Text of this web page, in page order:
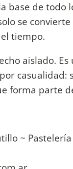
base de todo
se
tiempo.
aislado.
casualidad:
forma parte
~